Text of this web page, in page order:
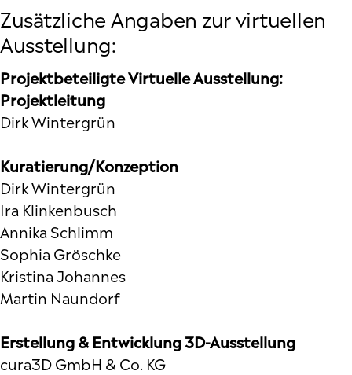
Zusätzliche Angaben zur virtuellen
Ausstellung:
Projektbeteiligte Virtuelle Ausstellung:
Projektleitung
Dirk Wintergrün
Kuratierung/Konzeption
Dirk Wintergrün
Ira Klinkenbusch
Annika Schlimm
Sophia Gröschke
Kristina Johannes
Martin Naundorf
Erstellung & Entwicklung 3D-Ausstellung
cura3D GmbH & Co. KG